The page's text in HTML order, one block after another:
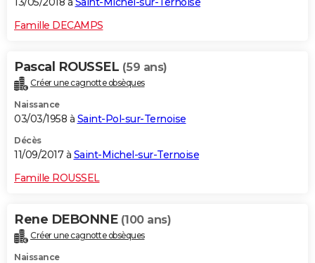
Famille DECAMPS
Pascal ROUSSEL (59 ans)
Créer une cagnotte obsèques
Naissance
03/03/1958 à Saint-Pol-sur-Ternoise
Décès
11/09/2017 à Saint-Michel-sur-Ternoise
Famille ROUSSEL
Rene DEBONNE (100 ans)
Créer une cagnotte obsèques
Naissance